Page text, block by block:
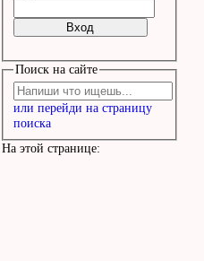
Поиск на сайте
или перейди на страницу
поиска
На этой странице: